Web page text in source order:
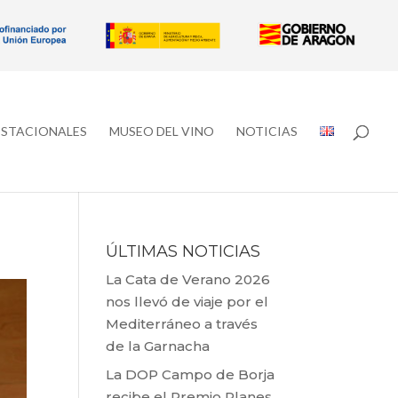
MUSEO DEL VINO NOTICIAS
ÚLTIMAS NOTICIAS
La Cata de Verano 2026
nos llevó de viaje por el
Mediterráneo a través
de la Garnacha
La DOP Campo de Borja